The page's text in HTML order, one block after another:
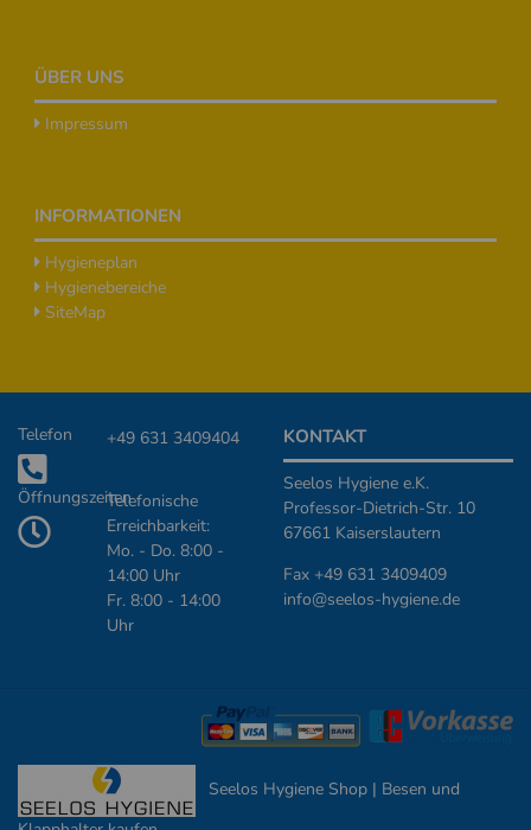
ÜBER UNS
Impressum
INFORMATIONEN
Hygieneplan
Hygienebereiche
SiteMap
Zusätzliche Informationen
Telefon +49 631 3409404
ÖffnungszeitenTelefonische
Erreichbarkeit:
Mo. - Do. 8:00 -
14:00 Uhr
Fr. 8:00 - 14:00
Uhr
KONTAKT
Seelos Hygiene e.K.
Professor-Dietrich-Str. 10
67661 Kaiserslautern
Fax +49 631 3409409
info@seelos-hygiene.de
Seelos Hygiene Shop | Besen und